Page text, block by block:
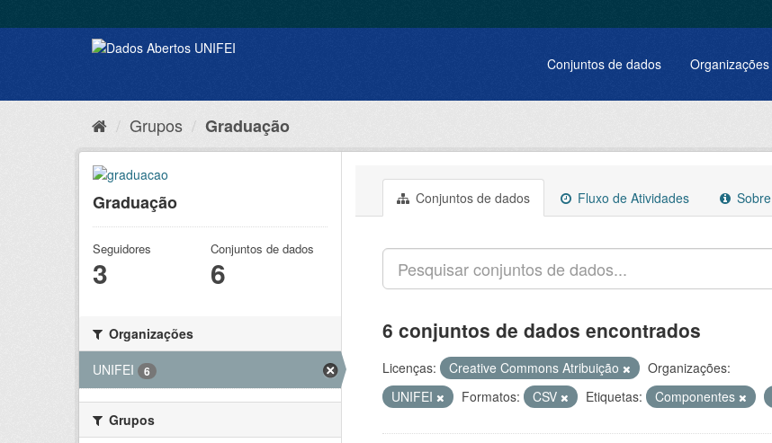
Conjuntos de dados Organizações
Grupos Graduação
Graduação
Seguidores
3
Conjuntos de dados
6
Organizações
UNIFEI
6
Grupos
Conjuntos de dados Fluxo de Atividades Sobre
6 conjuntos de dados encontrados
Licenças: Creative Commons Atribuição
Organizações:
UNIFEI
Formatos: CSV Etiquetas: Componentes